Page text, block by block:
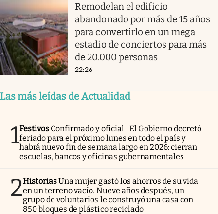
Remodelan el edificio
abandonado por más de 15 años
para convertirlo en un mega
estadio de conciertos para más
de 20.000 personas
22:26
Las más leídas de Actualidad
1Festivos Confirmado y oficial | El Gobierno decretó
feriado para el próximo lunes en todo el país y
habrá nuevo fin de semana largo en 2026: cierran
escuelas, bancos y oficinas gubernamentales
2HistoriasUna mujer gastó los ahorros de su vida
en un terreno vacío. Nueve años después, un
grupo de voluntarios le construyó una casa con
850 bloques de plástico reciclado